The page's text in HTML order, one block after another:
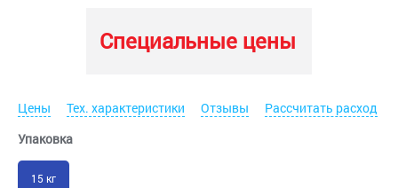
Специальные цены
Цены Тех. характеристики Отзывы
Рассчитать расход
Упаковка
15 кг